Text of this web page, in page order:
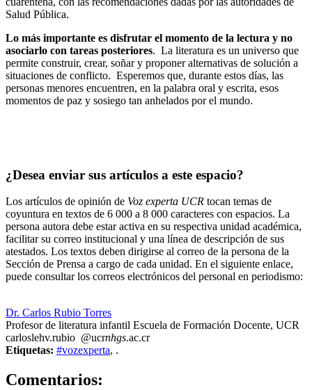
Salud Pública.
Lo más importante es disfrutar el momento de la lectura y no
asociarlo con tareas posteriores. La literatura es un universo que
permite construir, crear, soñar y proponer alternativas de solución a
situaciones de conflicto. Esperemos que, durante estos días, las
personas menores encuentren, en la palabra oral y escrita, esos
momentos de paz y sosiego tan anhelados por el mundo.
¿Desea enviar sus artículos a este espacio?
Los artículos de opinión de Voz experta UCR tocan temas de
coyuntura en textos de 6 000 a 8 000 caracteres con espacios. La
persona autora debe estar activa en su respectiva unidad académica,
facilitar su correo institucional y una línea de descripción de sus
atestados. Los textos deben dirigirse al correo de la persona de la
Sección de Prensa a cargo de cada unidad. En el siguiente enlace,
puede consultar los correos electrónicos del personal en periodismo:
Dr. Carlos Rubio Torres
Profesor de literatura infantil Escuela de Formación Docente, UCR
carloslehv.rubio @ucrnhgs.ac.cr
Etiquetas: #vozexperta, .
Comentarios: